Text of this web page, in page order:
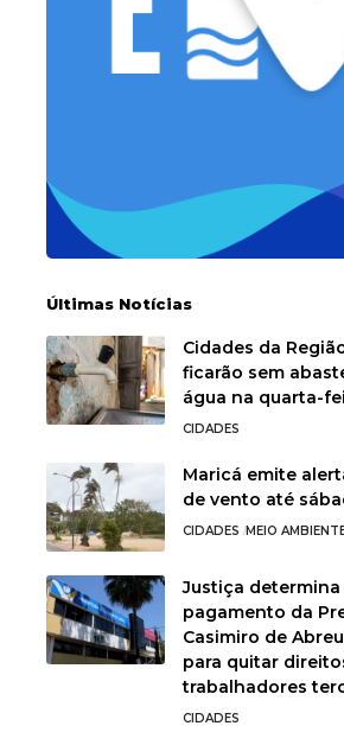
Últimas Notícias
Cidades da
ficarão sem
água na quarta-
CIDADES
Maricá emite
de vento até
CIDADES MEIO
Justiça determina
pagamento da
Casimiro de
para quitar
trabalhadores
CIDADES